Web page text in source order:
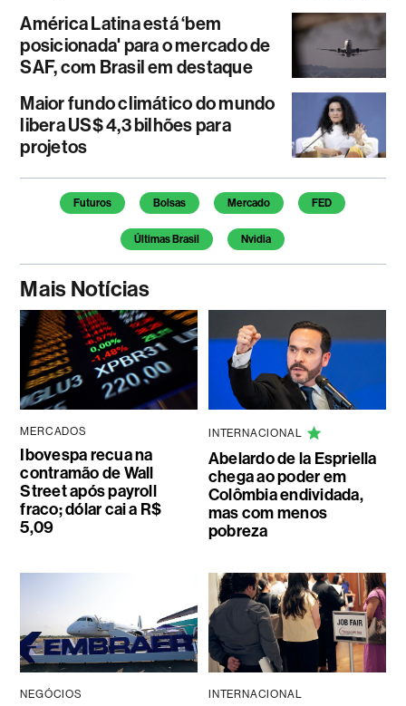
América Latina está ‘bem
posicionada' para o mercado de
SAF, com Brasil em destaque
Maior fundo climático do mundo
libera US$ 4,3 bilhões para
projetos
Temas deste artigo
Futuros Bolsas Mercado FED
Últimas Brasil Nvidia
Mais Notícias
MERCADOS
Ibovespa recua na
contramão de Wall
Street após payroll
fraco; dólar cai a R$
5,09
INTERNACIONAL
Abelardo de la Espriella
chega ao poder em
Colômbia endividada,
mas com menos
pobreza
NEGÓCIOS INTERNACIONAL